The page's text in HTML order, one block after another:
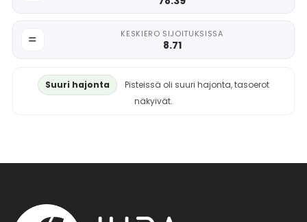
KESKIERO SIJOITUKSISSA
8.71
Suuri hajonta
Pisteissä oli suuri hajonta, tasoerot
näkyivät.